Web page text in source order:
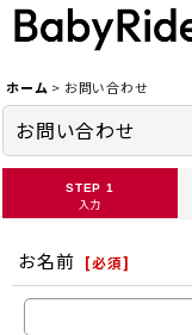
ホーム > お問い合わせ
お問い合わせ
STEP 1
入力
お名前 [必須]